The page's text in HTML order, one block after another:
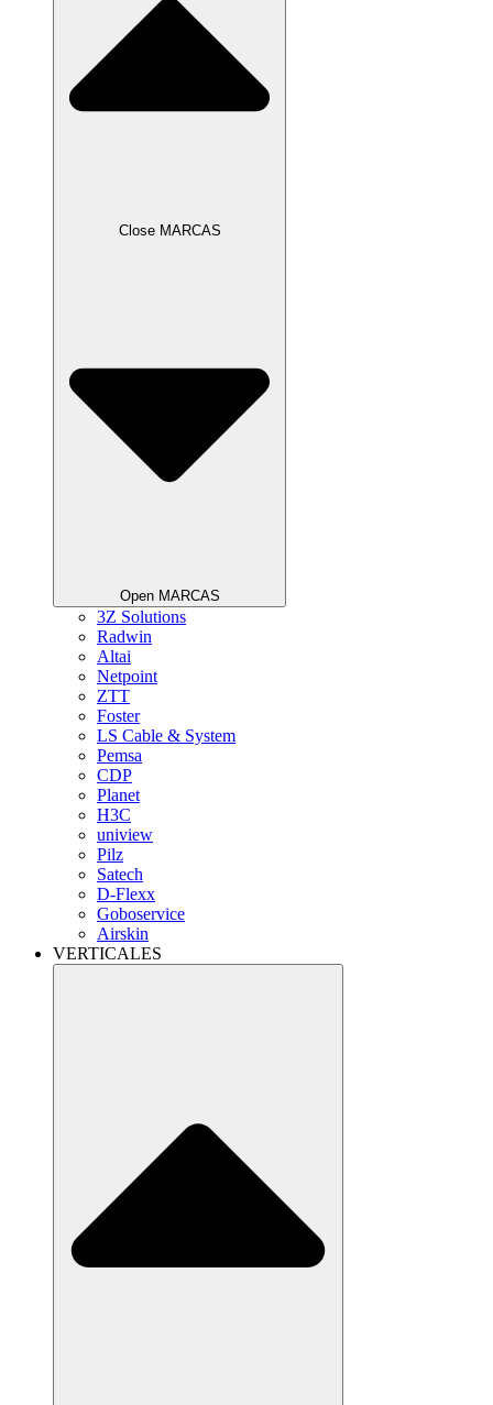
Close MARCAS
Open MARCAS
3Z Solutions
Radwin
Altai
Netpoint
ZTT
Foster
LS Cable & System
Pemsa
CDP
Planet
H3C
uniview
Pilz
Satech
D-Flexx
Goboservice
Airskin
VERTICALES